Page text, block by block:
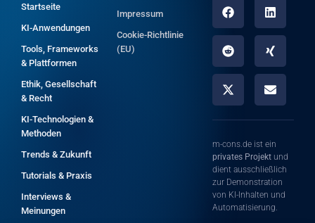
Startseite
KI-Anwendungen
Tools, Frameworks
& Plattformen
Ethik, Gesellschaft
& Recht
KI-Technologien &
Methoden
Trends & Zukunft
Tutorials & Praxis
Interviews &
Meinungen
Impressum
Cookie-Richtlinie
(EU)
m-cons.de ist ein
privates Projekt und
dient ausschließlich
zur Demonstration
von KI-Inhalten und
Automatisierung.